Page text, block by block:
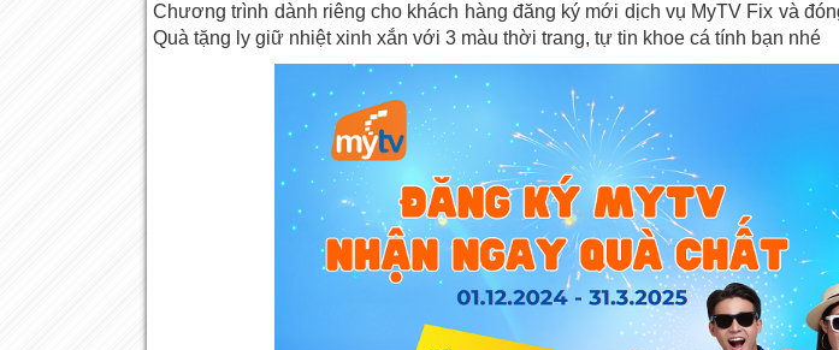
Chương trình dành riêng cho khách hàng đăng ký mới dịch vụ MyTV Fix và
Quà tặng ly giữ nhiệt xinh xắn với 3 màu thời trang, tự tin khoe cá tính bạn nhé